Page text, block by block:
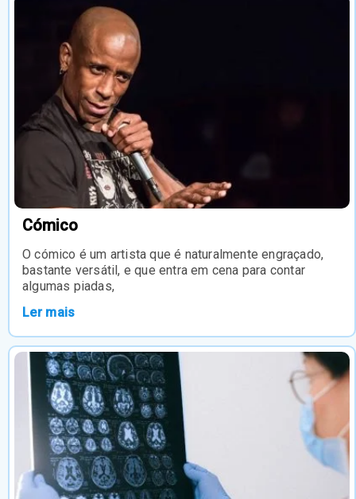
Cómico
O cómico é um artista que é naturalmente engraçado,
bastante versátil, e que entra em cena para contar
algumas piadas,
Ler mais